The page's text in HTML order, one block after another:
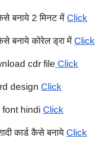
बनाये 2 मिनट में Click
बनाये कोरेल ड्रा में Click
cdr file Click
design Click
hindi Click
कार्ड कैसे बनाये Click